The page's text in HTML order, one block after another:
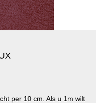
per 10 cm. Als u 1m wilt